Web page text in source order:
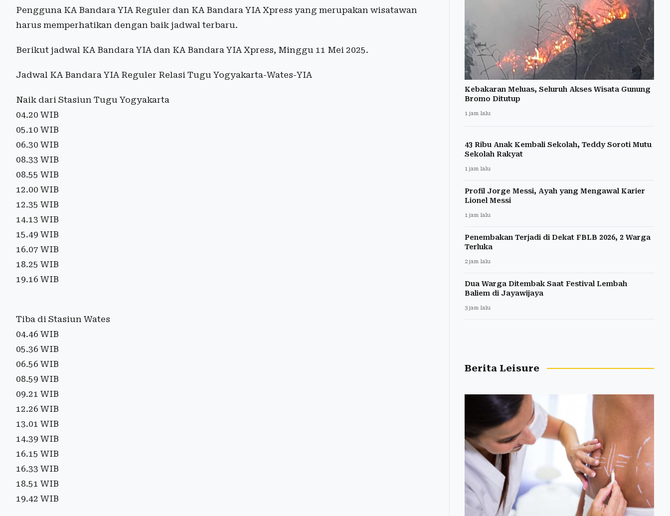
Pengguna KA Bandara YIA Reguler dan KA Bandara YIA Xpress yang merupakan wisatawan
harus memperhatikan dengan baik jadwal terbaru.
Berikut jadwal KA Bandara YIA dan KA Bandara YIA Xpress, Minggu 11 Mei 2025.
Jadwal KA Bandara YIA Reguler Relasi Tugu Yogyakarta-Wates-YIA
Naik dari Stasiun Tugu Yogyakarta
04.20 WIB
05.10 WIB
06.30 WIB
08.33 WIB
08.55 WIB
12.00 WIB
12.35 WIB
14.13 WIB
15.49 WIB
16.07 WIB
18.25 WIB
19.16 WIB
Tiba di Stasiun Wates
04.46 WIB
05.36 WIB
06.56 WIB
08.59 WIB
09.21 WIB
12.26 WIB
13.01 WIB
14.39 WIB
16.15 WIB
16.33 WIB
18.51 WIB
19.42 WIB
Kebakaran Meluas, Seluruh Akses Wisata Gunung
Bromo Ditutup
1 jam lalu
43 Ribu Anak Kembali Sekolah, Teddy Soroti Mutu
Sekolah Rakyat
1 jam lalu
Profil Jorge Messi, Ayah yang Mengawal Karier
Lionel Messi
1 jam lalu
Penembakan Terjadi di Dekat FBLB 2026, 2 Warga
Terluka
2 jam lalu
Dua Warga Ditembak Saat Festival Lembah
Baliem di Jayawijaya
3 jam lalu
Berita Leisure